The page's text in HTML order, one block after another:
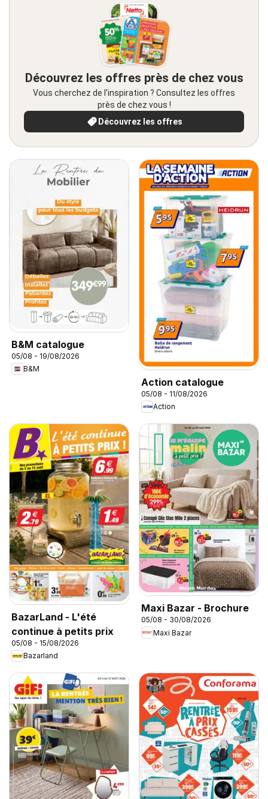
Découvrez les offres près de chez vous
Vous cherchez de l’inspiration ? Consultez les offres
près de chez vous !
Découvrez les offres
B&M catalogue
05/08 - 19/08/2026
B&M
Action catalogue
05/08 - 11/08/2026
Action
BazarLand - L'été
continue à petits prix
05/08 - 15/08/2026
Bazarland
Maxi Bazar - Brochure
05/08 - 30/08/2026
Maxi Bazar